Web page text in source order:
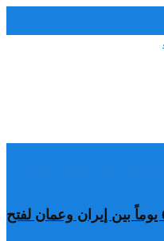
إعلان وشيك عن اتفاق لـ60 يوماً بين إيران وعمان لفتح